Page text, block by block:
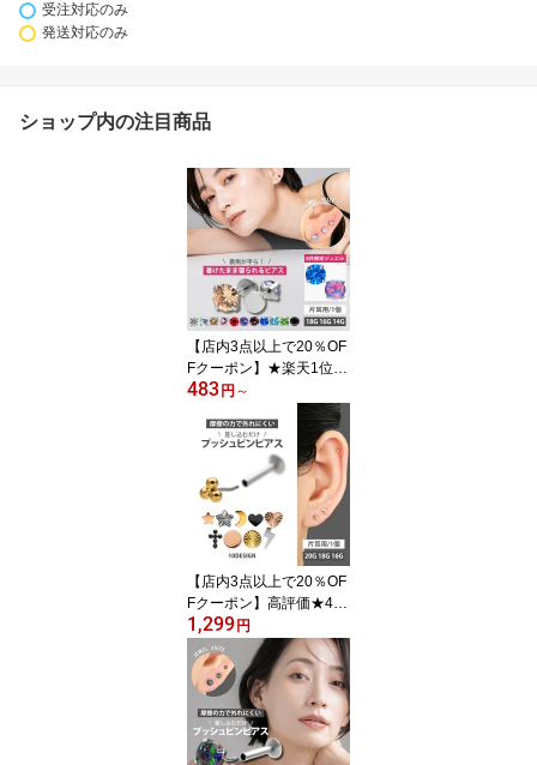
受注対応のみ
発送対応のみ
ショップ内の注目商品
【店内3点以上で20％OF
Fクーポン】★楽天1位★
【高評価 つけっぱなしピ
アス】 ボディピアス 着
けたまま寝られるバック
フラットピアス 18G 16G
14G ラブレット 軟骨ピ
アス サージカルステンレ
ス 小さい 【30日間お試
し期間あり/返品交換保
483円 ～
【店内3点以上で20％OF
Fクーポン】高評価★4.6
2【ネジ不要/摩擦でロッ
ク】つけっぱなしピアス
ボディピアス 20G 18G 1
6G ミニモチーフプッシ
ュピンラブレット トラガ
ス 軟骨ピアス 【片耳
用】 【30日間お試し期
1,299円